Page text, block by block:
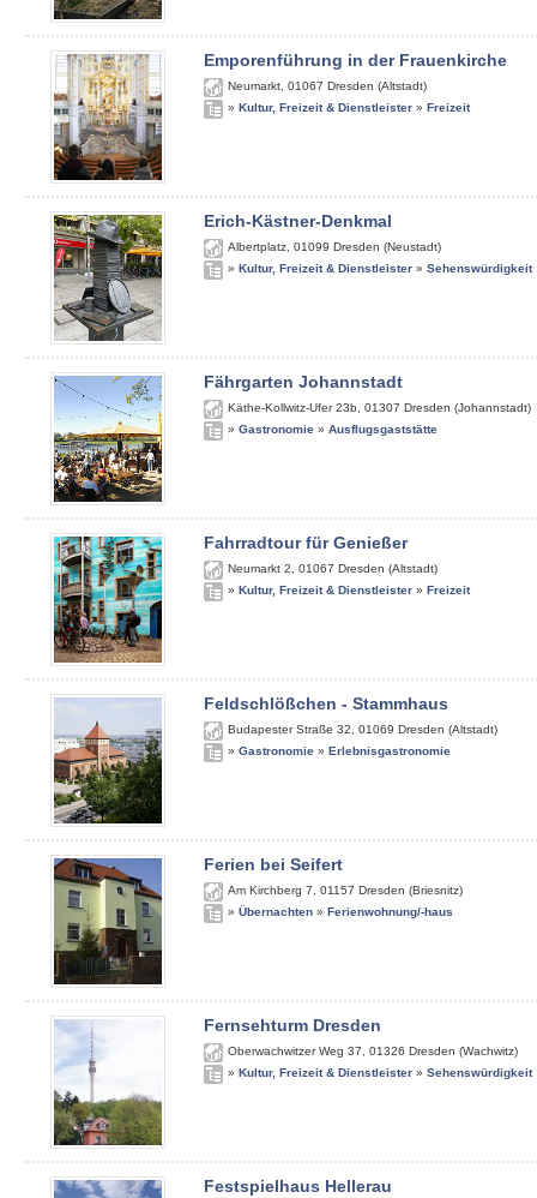
Emporenführung in der Frauenkirche
Neumarkt 01067 Dresden (Altstadt)
» Kultur, Freizeit & Dienstleister » Freizeit
Erich-Kästner-Denkmal
Albertplatz 01099 Dresden (Neustadt)
» Kultur, Freizeit & Dienstleister » Sehenswürdigkeit
Fährgarten Johannstadt
Käthe-Kollwitz-Ufer 23b 01307 Dresden (Johannstadt)
» Gastronomie » Ausflugsgaststätte
Fahrradtour für Genießer
Neumarkt 2 01067 Dresden (Altstadt)
» Kultur, Freizeit & Dienstleister » Freizeit
Feldschlößchen - Stammhaus
Budapester Straße 32 01069 Dresden (Altstadt)
» Gastronomie » Erlebnisgastronomie
Ferien bei Seifert
Am Kirchberg 7 01157 Dresden (Briesnitz)
» Übernachten » Ferienwohnung/-haus
Fernsehturm Dresden
Oberwachwitzer Weg 37 01326 Dresden (Wachwitz)
» Kultur, Freizeit & Dienstleister » Sehenswürdigkeit
Festspielhaus Hellerau